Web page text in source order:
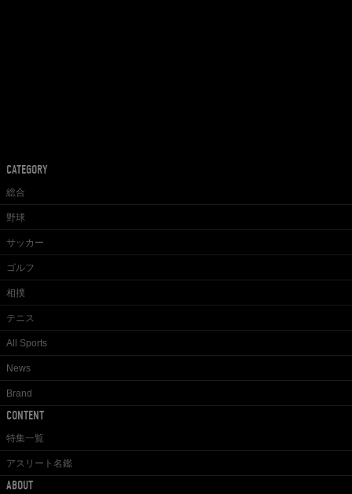
CATEGORY
総合
野球
サッカー
ゴルフ
相撲
テニス
All Sports
News
Brand
CONTENT
特集一覧
アスリート名鑑
ABOUT